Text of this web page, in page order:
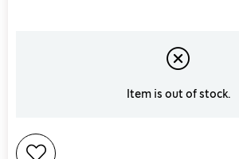
Item is out of stock.